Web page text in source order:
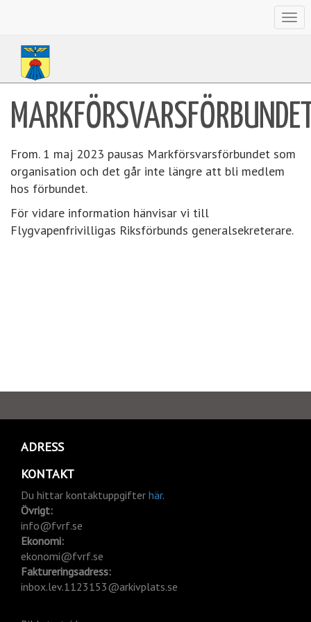
From. 1 maj 2023 pausas Markförsvarsförbundet som
organisation och det går inte längre att bli medlem
hos förbundet.
För vidare information hänvisar vi till
Flygvapenfrivilligas Riksförbunds generalsekreterare.
ADRESS
KONTAKT
Du hittar kontaktuppgifter här.
Övrigt:
info@fvrf.se
Ekonomi:
ekonomi@fvrf.se
Faktureringsadress:
inbox.lev.1123153@arkivplats.se